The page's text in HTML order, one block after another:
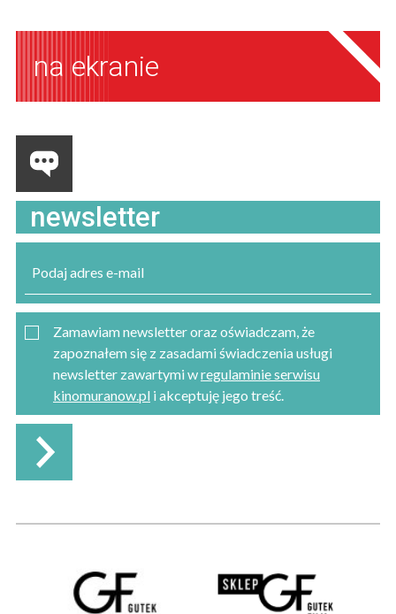
na ekranie
newsletter
Zamawiam newsletter oraz oświadczam, że
zapoznałem się z zasadami świadczenia usługi
newsletter zawartymi wregulaminie serwisu
kinomuranow.pl i akceptuję jego treść.